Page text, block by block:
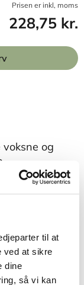
til at
ved at sikre
dine
så vi kan
Prisen er inkl, moms
228,75 kr.
og
hjælpe
ønske om
de helt nære